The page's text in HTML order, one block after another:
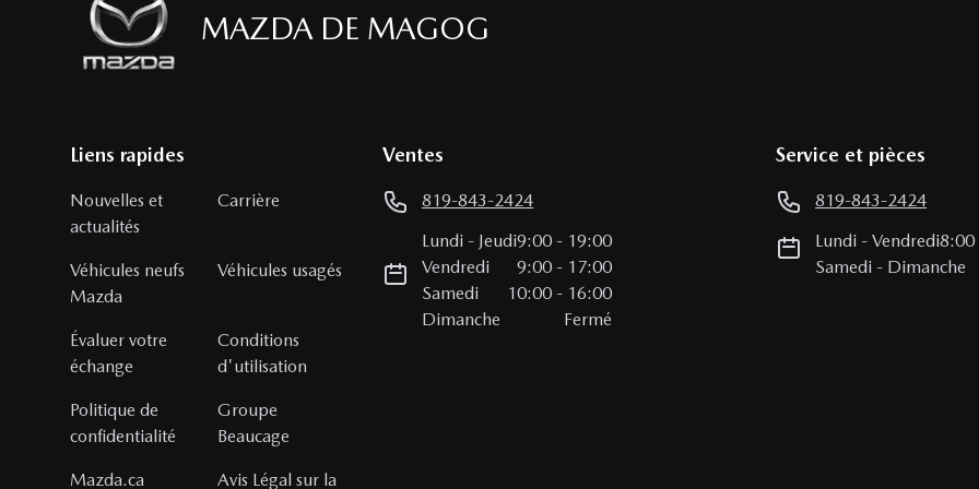
MAZDA DE MAGOG
Liens rapides
Nouvelles et
actualités
Carrière
Véhicules neufs
Mazda
Véhicules usagés
Évaluer votre
échange
Conditions
d'utilisation
Politique de
confidentialité
Groupe
Beaucage
Mazda.ca Avis Légal sur la
Ventes
819-843-2424
Lundi - Jeudi9:00 - 19:00
Vendredi
9:00 - 17:00
Samedi
10:00 - 16:00
Dimanche
Fermé
Service et pièces
819-843-2424
Lundi -Vendredi8:00
Samedi - Dimanche